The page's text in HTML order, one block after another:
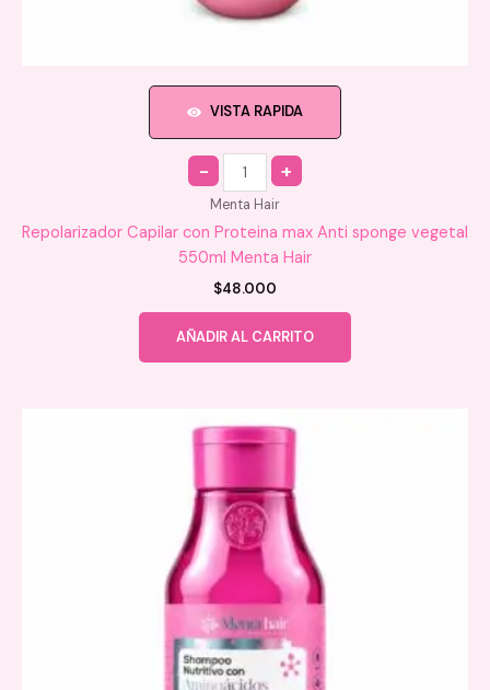
VISTA RAPIDA
Quantity
Menta Hair
Repolarizador Capilar con Proteina max Anti sponge vegetal
550ml Menta Hair
$48.000
AÑADIR AL CARRITO